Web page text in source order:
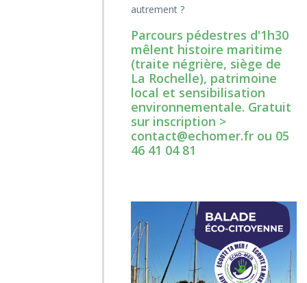
autrement ?
Parcours pédestres d'1h30
mêlent histoire maritime
(traite négrière, siège de
La Rochelle), patrimoine
local et sensibilisation
environnementale. Gratuit
sur inscription >
contact@echomer.fr ou 05
46 41 04 81